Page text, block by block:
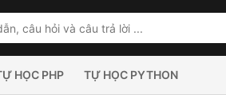
HỌC PHP TỰ HỌC PYTHON